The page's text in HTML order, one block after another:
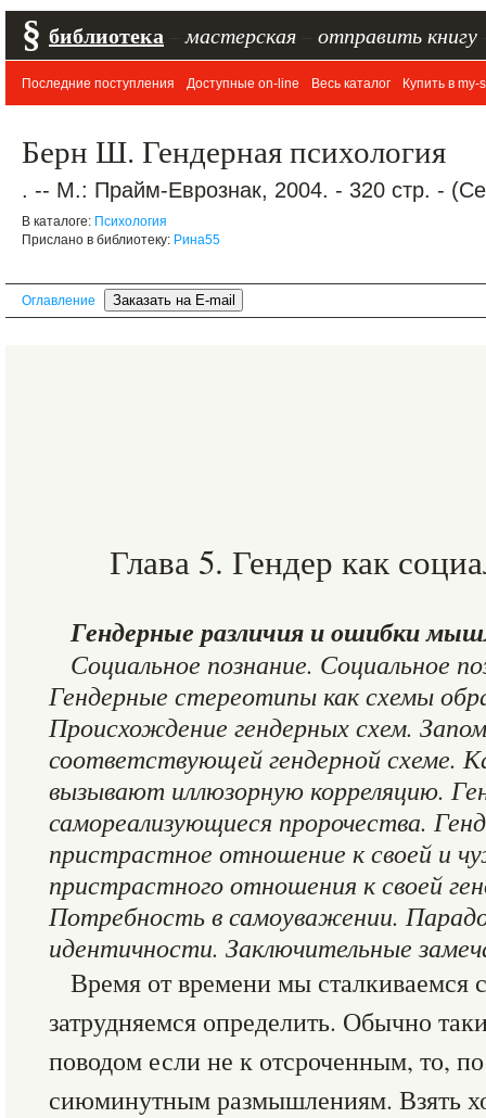
§ библиотека мастерская отправить книгу
Последние поступления Доступные on-line Весь каталог Купить в my-
Берн Ш. Гендерная психология
. -- М.: Прайм-Еврознак, 2004. - 320 стр. -
В каталоге: Психология
Прислано в библиотеку: Рина55
Оглавление
Глава 5. Гендер как
Гендерные различия и ошибки
Социальное познание. Социальное
Гендерные стереотипы как схемы
Происхождение гендерных схем.
соответствующей гендерной схеме.
вызывают иллюзорную корреляцию.
самореализующиеся пророчества.
пристрастное отношение к своей и
пристрастного отношения к своей
Потребность в самоуважении.
идентичности. Заключительные
Время от времени мы сталкиваемся
затрудняемся определить. Обычно
поводом если не к отсроченным, то,
сиюминутным размышлениям. Взять